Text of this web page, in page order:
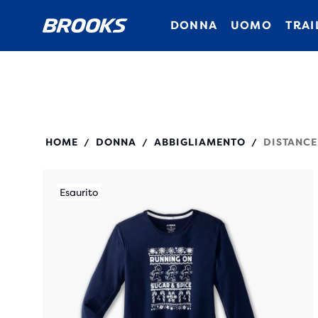
DONNA UOMO
HOME / DONNA / ABBIGLIAMENTO /
Esaurito